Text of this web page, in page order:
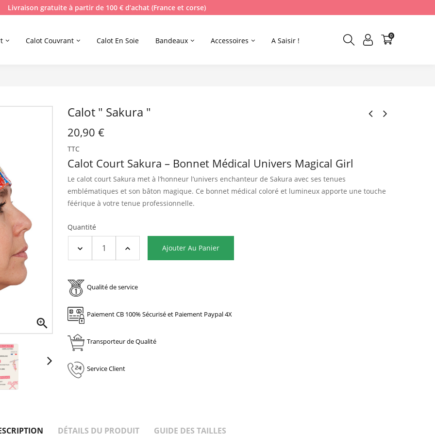
Livraison gratuite à partir de 100 € d’achat (France et corse)
Calot Couvrant Calot En Soie Bandeaux Accessoires A Saisir !
0

Calot " Sakura "
20,90 €
TTC
Calot Court Sakura – Bonnet Médical Univers Magical Girl
Le calot court Sakura met à l’honneur l’univers enchanteur de Sakura avec ses tenues
emblématiques et son bâton magique. Ce bonnet médical coloré et lumineux apporte une touche
féérique à votre tenue professionnelle.
Quantité
Ajouter Au Panier
Qualité de service
Paiement CB 100% Sécurisé et Paiement Paypal 4X
Transporteur de Qualité
Service Client
DÉTAILS DU PRODUIT GUIDE DES TAILLES